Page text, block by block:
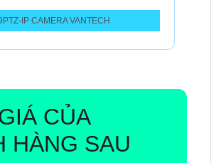
IP CAMERA VANTECH
CỦA
HÀNG SAU